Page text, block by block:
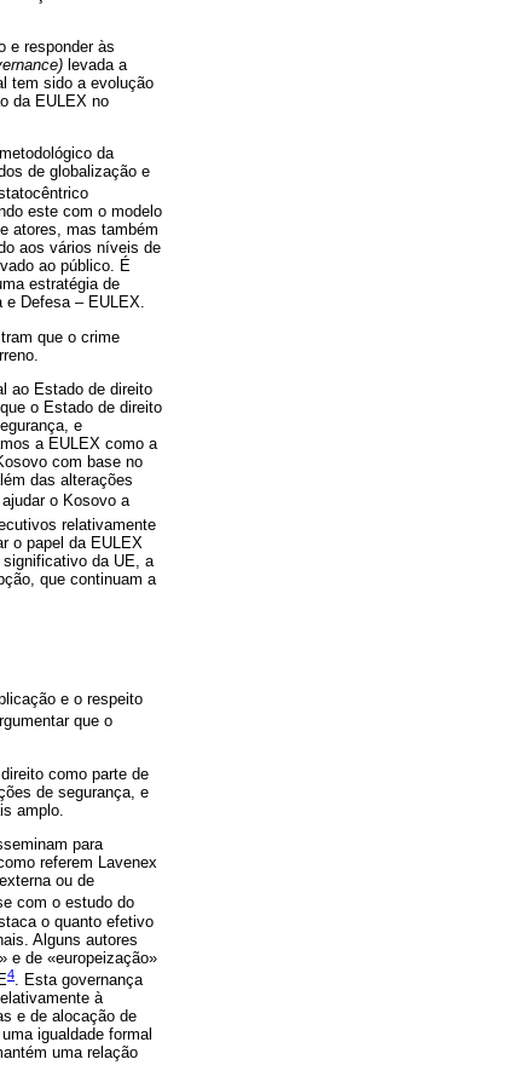
e responder às
levada a
tem sido a evolução
da EULEX no
da
de globalização e
este com o modelo
atores, mas também
aos vários níveis de
ao público. É
estratégia de
e Defesa – EULEX.
que o crime
ao Estado de direito
o Estado de direito
e
a EULEX como a
com base no
das alterações
o Kosovo a
relativamente
o papel da EULEX
da UE, a
que continuam a
e o respeito
que o
como parte de
de segurança, e
amplo.
para
referem Lavenex
ou de
com o estudo do
o quanto efetivo
Alguns autores
e de «europeização»
4
. Esta governança
à
e de alocação de
igualdade formal
uma relação